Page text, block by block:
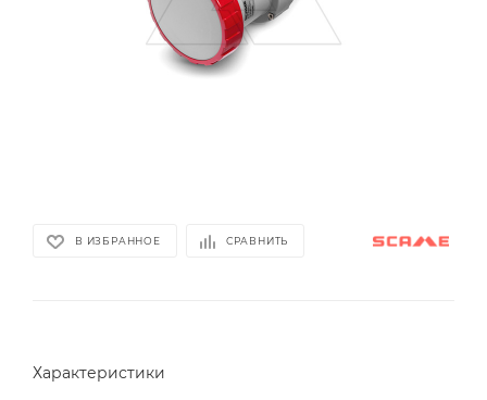
В ИЗБРАННОЕ СРАВНИТЬ
Характеристики